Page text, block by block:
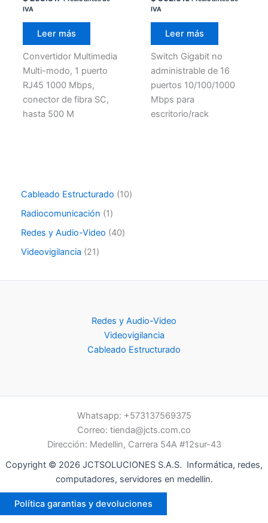
IVA
Leer más
Convertidor Multimedia
Multi-modo, 1 puerto
RJ45 1000 Mbps,
conector de fibra SC,
hasta 500 M
IVA
Leer más
Switch Gigabit no
administrable de 16
puertos 10/100/1000
Mbps para
escritorio/rack
Cableado Estructurado
10
Radiocomunicación
1
Redes y Audio-Video
40
Videovigilancia
21
Redes y Audio-Video
Videovigilancia
Cableado Estructurado
Whatsapp: +573137569375
Correo: tienda@jcts.com.co
Dirección: Medellin, Carrera 54A #12sur-43
Copyright © 2026 JCTSOLUCIONES S.A.S. Informática, redes,
computadores, servidores en medellin.
Política garantias y devoluciones